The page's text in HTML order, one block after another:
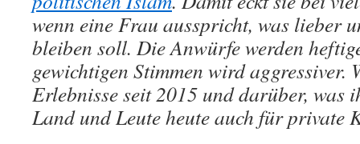
wenn eine Frau ausspricht, was lieber
bleiben soll. Die Anwürfe werden
gewichtigen Stimmen wird aggressiver.
Erlebnisse seit 2015 und darüber, was
Land und Leute heute auch für private